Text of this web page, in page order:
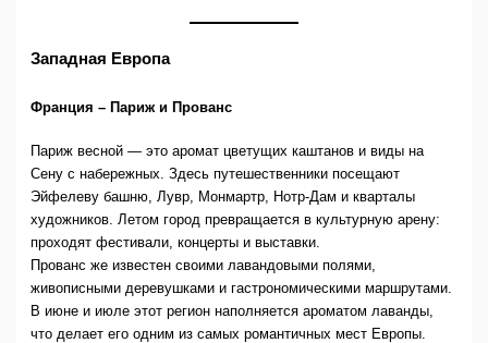
Западная Европа
Франция – Париж и Прованс
Париж весной — это аромат цветущих каштанов и виды на
Сену с набережных. Здесь путешественники посещают
Эйфелеву башню, Лувр, Монмартр, Нотр-Дам и кварталы
художников. Летом город превращается в культурную арену:
проходят фестивали, концерты и выставки.
Прованс же известен своими лавандовыми полями,
живописными деревушками и гастрономическими маршрутами.
В июне и июле этот регион наполняется ароматом лаванды,
что делает его одним из самых романтичных мест Европы.